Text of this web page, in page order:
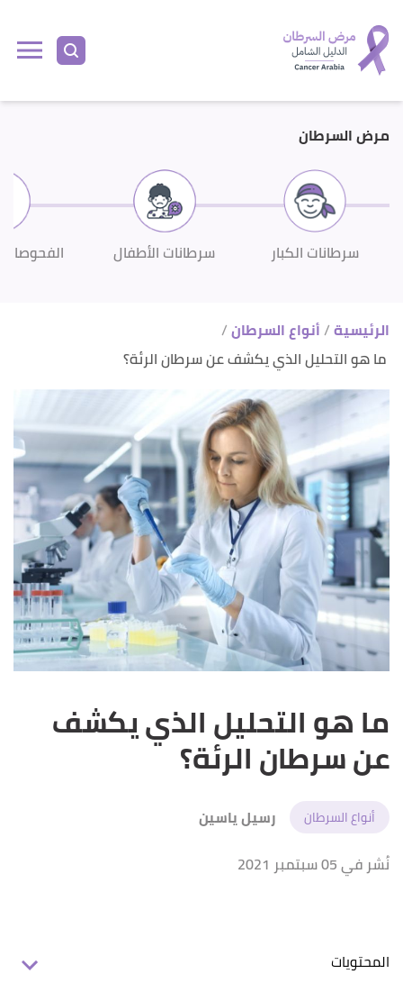
مرض السرطان
سرطانات الكبار سرطانات الأطفال
الرئيسية أنواع السرطان
ما هو التحليل الذي يكشف عن سرطان الرئة؟
ما هو التحليل الذي يكشف
عن سرطان الرئة؟
أنواع السرطان
رسيل ياسين
نُشر في 05 سبتمبر 2021
المحتويات